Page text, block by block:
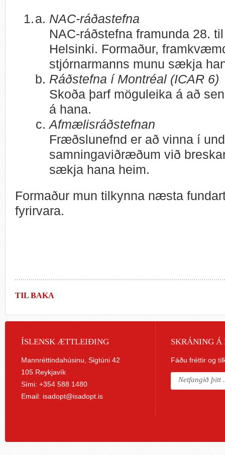
NAC-ráðastefna
NAC-ráðstefna framunda 28.
Helsinki. Formaður,
stjórnarmanns munu sækja
Ráðstefna í Montréal (ICAR 6)
Skoða þarf möguleika á að
á hana.
Afmælisráðstefnan
Fræðslunefnd er að vinna í
samningaviðræðum við
sækja hana heim.
Formaður mun tilkynna næsta
fyrirvara.
TIL BAKA
ÍSLENSK ÆTTLEIÐING
Mannréttindahúsinu, Sigtúni 42
105 Reykjavík
Sími: +354 588 1480
Email: isadopt@isadopt.is
SKRÁNING Á
Fáðu fréttir og